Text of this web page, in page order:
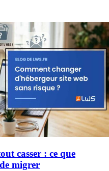
casser : ce que
migrer